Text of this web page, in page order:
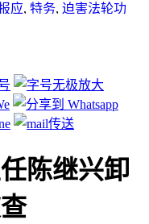
应, 特务, 迫害法轮功
陈继兴卸